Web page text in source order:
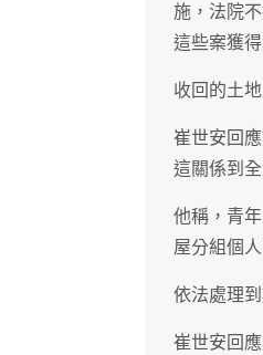
施，法院
這些案獲
收回的土
崔世安回
這關係到
他稱，青
屋分組個
依法處理
崔世安回